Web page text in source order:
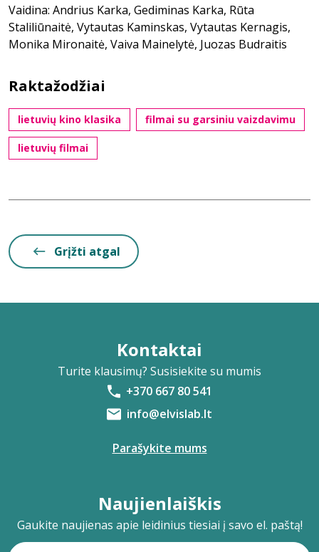
Vaidina: Andrius Karka, Gediminas Karka, Rūta
Staliliūnaitė, Vytautas Kaminskas, Vytautas Kernagis,
Monika Mironaitė, Vaiva Mainelytė, Juozas Budraitis
Raktažodžiai
lietuvių kino klasika filmai su garsiniu vaizdavimu
lietuvių filmai
Grįžti atgal
Kontaktai
Turite klausimų? Susisiekite su mumis
+370 667 80 541
info@elvislab.lt
Parašykite mums
Naujienlaiškis
Gaukite naujienas apie leidinius tiesiai į savo el. paštą!